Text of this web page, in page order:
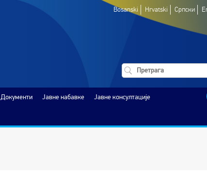
Bosanski Hrvatski Српски
Документи Јавне набавке Јавне консултације